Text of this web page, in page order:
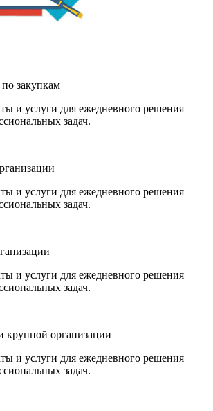
закупкам
и услуги для ежедневного решения
задач.
и услуги для ежедневного решения
задач.
и услуги для ежедневного решения
задач.
крупной организации
и услуги для ежедневного решения
задач.